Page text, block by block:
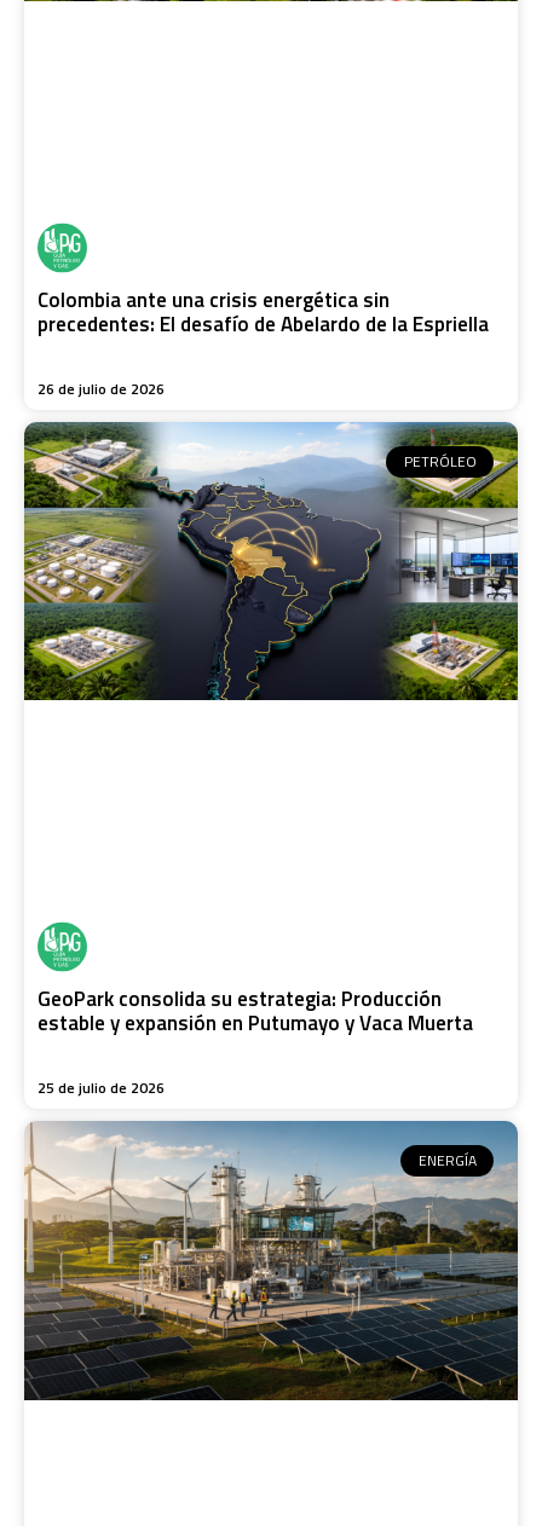
Colombia ante una crisis energética sin
precedentes: El desafío de Abelardo de la Espriella
26 de julio de 2026
PETRÓLEO
GeoPark consolida su estrategia: Producción
estable y expansión en Putumayo y Vaca Muerta
25 de julio de 2026
ENERGÍA